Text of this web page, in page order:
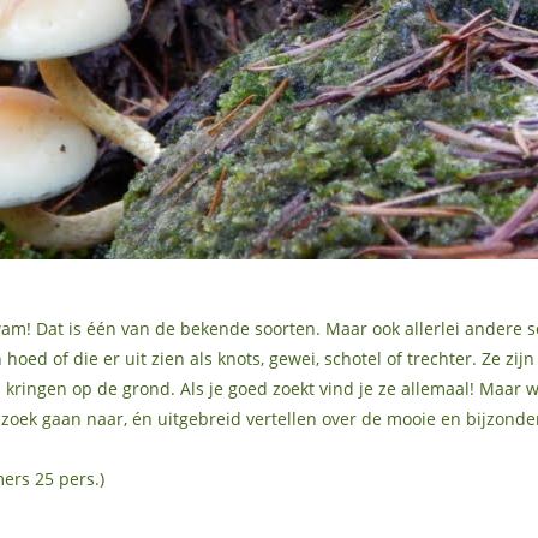
Dat is één van de bekende soorten. Maar ook allerlei andere
of die er uit zien als knots, gewei, schotel of trechter. Ze
op de grond. Als je goed zoekt vind je ze allemaal! Maar
gaan naar, én uitgebreid vertellen over de mooie en
25 pers.)